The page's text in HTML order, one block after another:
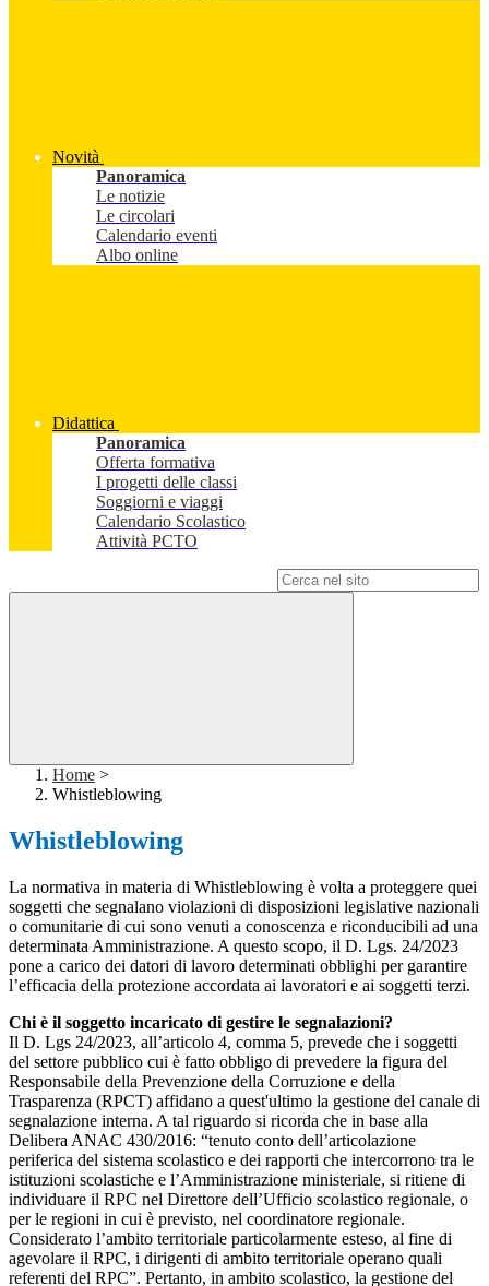
Novità
Panoramica
Le notizie
Le circolari
Calendario eventi
Albo online
Didattica
Panoramica
Offerta formativa
I progetti delle classi
Soggiorni e viaggi
Calendario Scolastico
Attività PCTO
Home >
Whistleblowing
Whistleblowing
La normativa in materia di Whistleblowing è volta a proteggere quei
soggetti che segnalano violazioni di disposizioni legislative nazionali
o comunitarie di cui sono venuti a conoscenza e riconducibili ad una
determinata Amministrazione. A questo scopo, il D. Lgs. 24/2023
pone a carico dei datori di lavoro determinati obblighi per garantire
l’efficacia della protezione accordata ai lavoratori e ai soggetti terzi.
Chi è il soggetto incaricato di gestire le segnalazioni?
Il D. Lgs 24/2023, all’articolo 4, comma 5, prevede che i soggetti
del settore pubblico cui è fatto obbligo di prevedere la figura del
Responsabile della Prevenzione della Corruzione e della
Trasparenza (RPCT) affidano a quest'ultimo la gestione del canale di
segnalazione interna. A tal riguardo si ricorda che in base alla
Delibera ANAC 430/2016: “tenuto conto dell’articolazione
periferica del sistema scolastico e dei rapporti che intercorrono tra le
istituzioni scolastiche e l’Amministrazione ministeriale, si ritiene di
individuare il RPC nel Direttore dell’Ufficio scolastico regionale, o
per le regioni in cui è previsto, nel coordinatore regionale.
Considerato l’ambito territoriale particolarmente esteso, al fine di
agevolare il RPC, i dirigenti di ambito territoriale operano quali
referenti del RPC”. Pertanto, in ambito scolastico, la gestione del